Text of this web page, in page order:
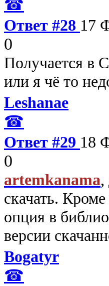
☎
Ответ #28 17
0
Получается в
или я чё то
Leshanae
☎
Ответ #29 18
0
artemkanama,
скачать.
опция в
версии
Bogatyr
☎